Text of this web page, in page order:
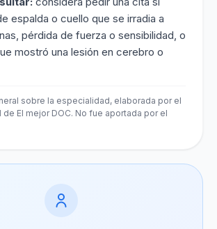
espalda o cuello que se irradia a
pérdida de fuerza o sensibilidad, o
mostró una lesión en cerebro o
sobre la especialidad, elaborada por el
El mejor DOC. No fue aportada por el